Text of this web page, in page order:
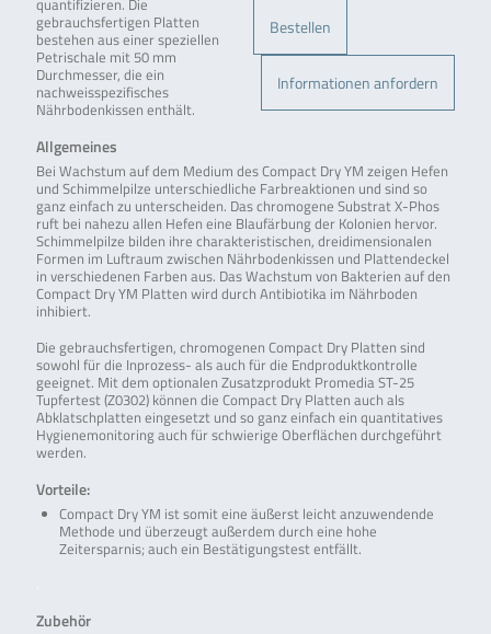
Bestellen
Informationen anfordern
quantifizieren. Die
gebrauchsfertigen Platten
bestehen aus einer speziellen
Petrischale mit 50 mm
Durchmesser, die ein
nachweisspezifisches
Nährbodenkissen enthält.
Allgemeines
Bei Wachstum auf dem Medium des Compact Dry YM zeigen Hefen
und Schimmelpilze unterschiedliche Farbreaktionen und sind so
ganz einfach zu unterscheiden. Das chromogene Substrat X-Phos
ruft bei nahezu allen Hefen eine Blaufärbung der Kolonien hervor.
Schimmelpilze bilden ihre charakteristischen, dreidimensionalen
Formen im Luftraum zwischen Nährbodenkissen und Plattendeckel
in verschiedenen Farben aus. Das Wachstum von Bakterien auf den
Compact Dry YM Platten wird durch Antibiotika im Nährboden
inhibiert.
Die gebrauchsfertigen, chromogenen Compact Dry Platten sind
sowohl für die Inprozess- als auch für die Endproduktkontrolle
geeignet. Mit dem optionalen Zusatzprodukt Promedia ST-25
Tupfertest (Z0302) können die Compact Dry Platten auch als
Abklatschplatten eingesetzt und so ganz einfach ein quantitatives
Hygienemonitoring auch für schwierige Oberflächen durchgeführt
werden.
Vorteile:
Compact Dry YM ist somit eine äußerst leicht anzuwendende
Methode und überzeugt außerdem durch eine hohe
Zeitersparnis; auch ein Bestätigungstest entfällt.
Zubehör